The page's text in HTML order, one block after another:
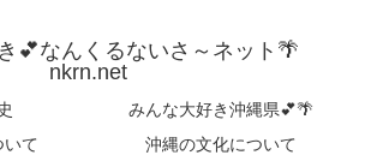
💕なんくるないさ～ネット🌴
nkrn.net
みんな大好き沖縄県💕🌴
いて
沖縄の文化について